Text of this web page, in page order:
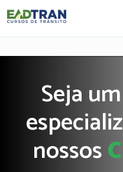
Eadtran
-
Seja
nossos